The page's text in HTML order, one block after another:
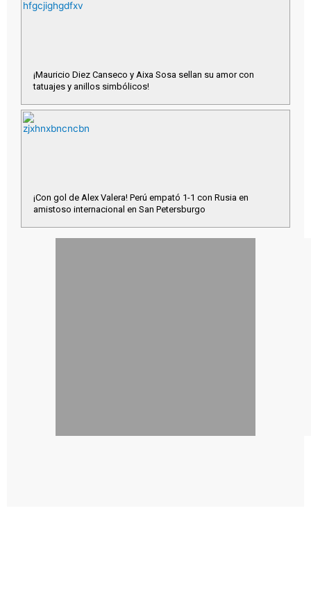
¡Mauricio Diez Canseco y Aixa Sosa sellan su amor con
tatuajes y anillos simbólicos!
¡Con gol de Alex Valera! Perú empató 1-1 con Rusia en
amistoso internacional en San Petersburgo